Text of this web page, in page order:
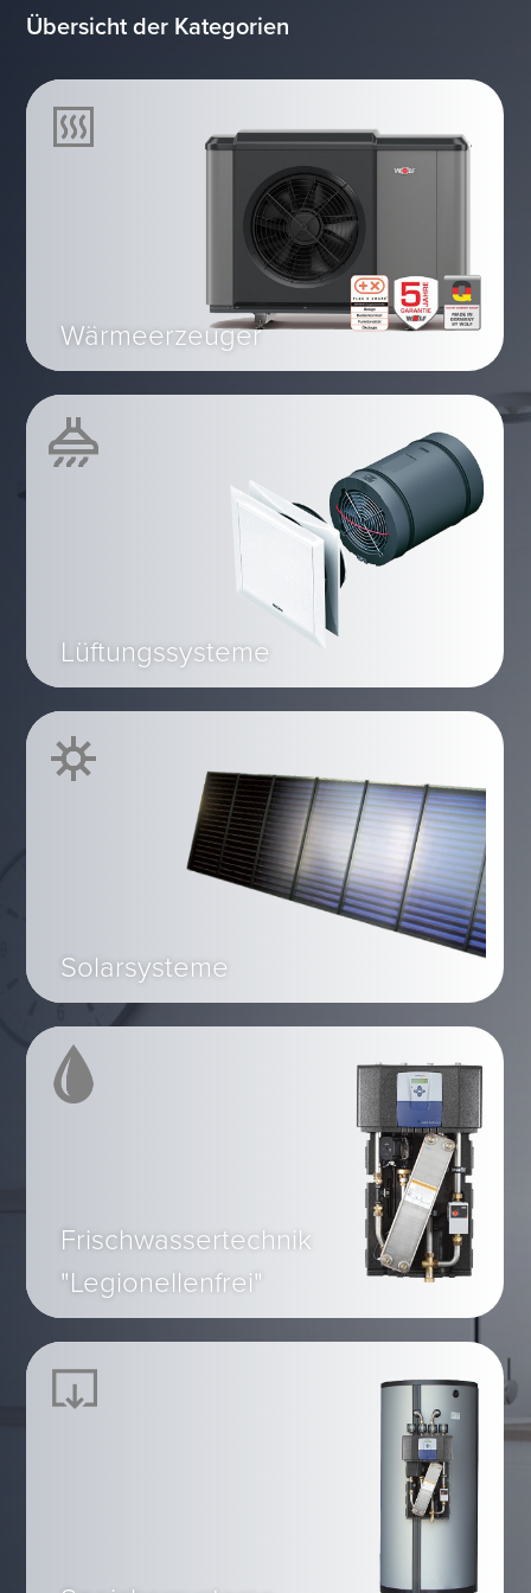
Übersicht der Kategorien
Wärmeerzeuger
Lüftungssysteme
Solarsysteme
Frischwassertechnik
"Legionellenfrei"